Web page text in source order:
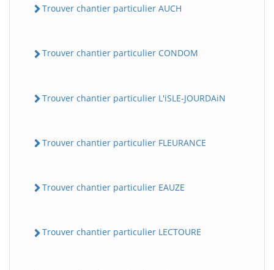
Trouver chantier particulier AUCH
Trouver chantier particulier CONDOM
Trouver chantier particulier L'iSLE-JOURDAiN
Trouver chantier particulier FLEURANCE
Trouver chantier particulier EAUZE
Trouver chantier particulier LECTOURE